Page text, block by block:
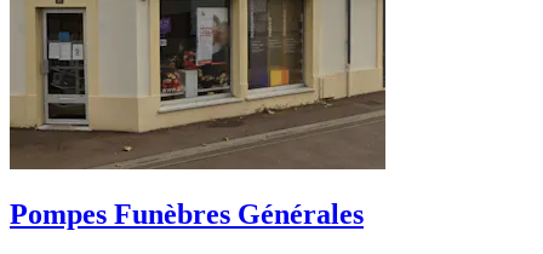
Pompes Funèbres Générales